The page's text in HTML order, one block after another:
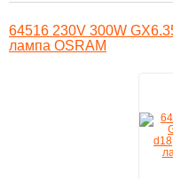
64516 230V 300W
лампа OSRAM